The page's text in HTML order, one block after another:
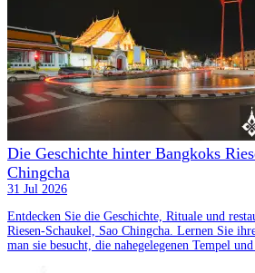
Die Geschichte hinter Bangkoks
Chingcha
31 Jul 2026
Entdecken Sie die Geschichte, Rituale und
Riesen-Schaukel, Sao Chingcha. Lernen Sie
man sie besucht, die nahegelegenen Tempel